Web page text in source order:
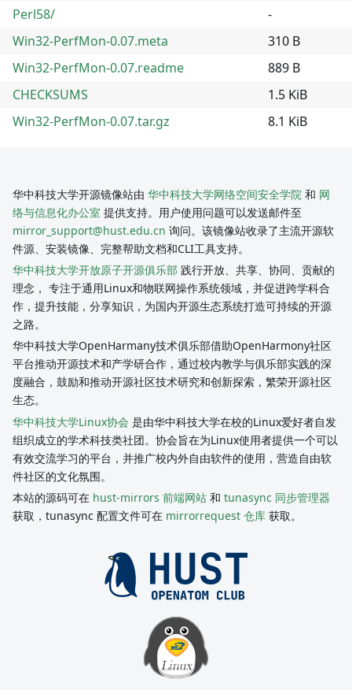
Perl58/
-
Win32-PerfMon-0.07.meta
310 B
Win32-PerfMon-0.07.readme
889 B
CHECKSUMS
1.5 KiB
Win32-PerfMon-0.07.tar.gz
8.1 KiB
华中科技大学开源镜像站由 华中科技大学网络空间安全学院 和 网
络与信息化办公室 提供支持。用户使用问题可以发送邮件至
mirror_support@hust.edu.cn 询问。该镜像站收录了主流开源软
件源、安装镜像、完整帮助文档和CLI工具支持。
华中科技大学开放原子开源俱乐部 践行开放、共享、协同、贡献的
理念， 专注于通用Linux和物联网操作系统领域，并促进跨学科合
作，提升技能，分享知识，为国内开源生态系统打造可持续的开源
之路。
华中科技大学OpenHarmany技术俱乐部借助OpenHarmony社区
平台推动开源技术和产学研合作，通过校内教学与俱乐部实践的深
度融合，鼓励和推动开源社区技术研究和创新探索，繁荣开源社区
生态。
华中科技大学Linux协会 是由华中科技大学在校的Linux爱好者自发
组织成立的学术科技类社团。协会旨在为Linux使用者提供一个可以
有效交流学习的平台，并推广校内外自由软件的使用，营造自由软
件社区的文化氛围。
本站的源码可在 hust-mirrors 前端网站 和 tunasync 同步管理器
获取，tunasync 配置文件可在 mirrorrequest 仓库 获取。